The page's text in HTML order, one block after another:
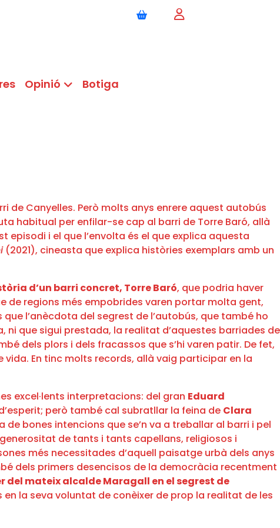
Opinió Botiga
de Canyelles. Però molts anys enrere aquest autobús
habitual per enfilar-se cap al barri de Torre Baró, allà
i el que l’envolta és el que explica aquesta
(2021), cineasta que explica històries exemplars amb un
d’un barri concret, Torre Baró, que podria haver
de regions més empobrides varen portar molta gent,
l’anècdota del segrest de l’autobús, que també ho
ni que sigui prestada, la realitat d’aquestes barriades de
dels plors i dels fracassos que s’hi varen patir. De fet,
vida. En tinc molts records, allà vaig participar en la
excel·lents interpretacions: del gran Eduard
però també cal subratllar la feina de Clara
bones intencions que se’n va a treballar al barri i pel
de tants i tants capellans, religiosos i
més necessitades d’aquell paisatge urbà dels anys
dels primers desencisos de la democràcia recentment
del mateix alcalde Maragall en el segrest de
la seva voluntat de conèixer de prop la realitat de les